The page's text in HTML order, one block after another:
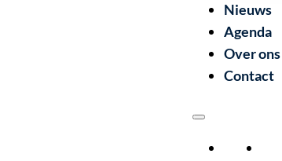
Nieuws
Agenda
Over ons
Contact
Home